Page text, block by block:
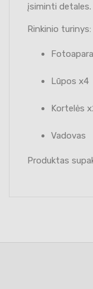
įsiminti detales.
Rinkinio turinys:
Lūpos x4
Kortelės
Vadovas
Produktas